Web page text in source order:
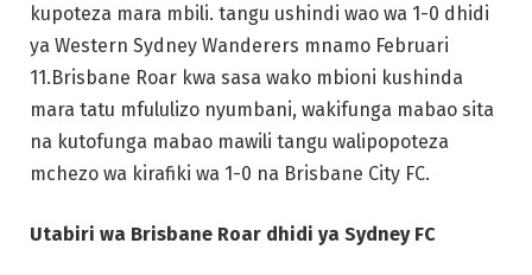
kupoteza mara mbili. tangu ushindi wao wa 1-0 dhidi
ya Western Sydney Wanderers mnamo Februari
11.Brisbane Roar kwa sasa wako mbioni kushinda
mara tatu mfululizo nyumbani, wakifunga mabao sita
na kutofunga mabao mawili tangu walipopoteza
mchezo wa kirafiki wa 1-0 na Brisbane City FC.
Utabiri wa Brisbane Roar dhidi ya Sydney FC